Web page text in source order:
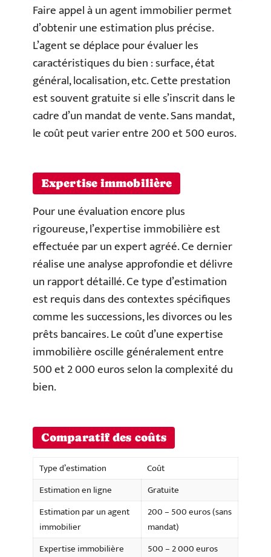
Faire appel à un agent immobilier permet
d’obtenir une estimation plus précise.
L’agent se déplace pour évaluer les
caractéristiques du bien : surface, état
général, localisation, etc. Cette prestation
est souvent gratuite si elle s’inscrit dans le
cadre d’un mandat de vente. Sans mandat,
le coût peut varier entre 200 et 500 euros.
Expertise immobilière
Pour une évaluation encore plus
rigoureuse, l’expertise immobilière est
effectuée par un expert agréé. Ce dernier
réalise une analyse approfondie et délivre
un rapport détaillé. Ce type d’estimation
est requis dans des contextes spécifiques
comme les successions, les divorces ou les
prêts bancaires. Le coût d’une expertise
immobilière oscille généralement entre
500 et 2 000 euros selon la complexité du
bien.
Comparatif des coûts
Type d’estimation
Coût
Estimation en ligne
Gratuite
Estimation par un agent
immobilier
200 – 500 euros (sans
mandat)
Expertise immobilière
500 – 2 000 euros